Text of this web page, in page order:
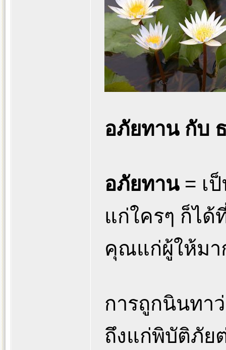
อภัยทาน กับ
อภัยทาน= เ
แก่ใครๆ ก็ได้
คุณแก่ผู้ให้มา
การถูกนินทา
ถึงแก่พิบัติภัย